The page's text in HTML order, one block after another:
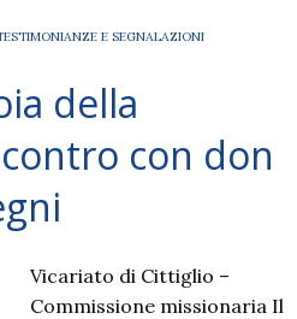
E SEGNALAZIONI
della
con don
Vicariato di Cittiglio –
Commissione missionaria Il